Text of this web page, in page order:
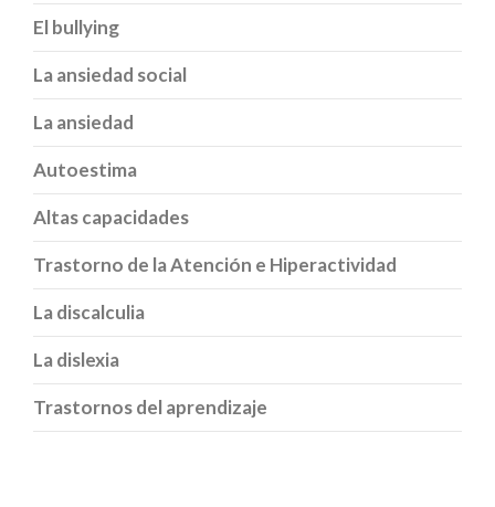
El bullying
La ansiedad social
La ansiedad
Autoestima
Altas capacidades
Trastorno de la Atención e Hiperactividad
La discalculia
La dislexia
Trastornos del aprendizaje